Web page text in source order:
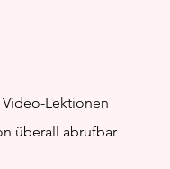
Lektionen
überall abrufbar